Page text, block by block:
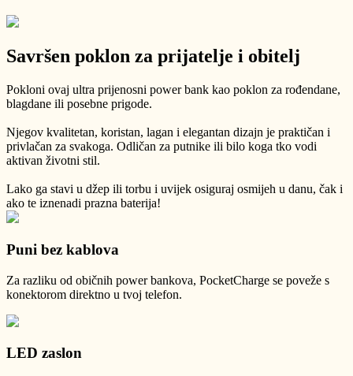
Savršen poklon za prijatelje i obitelj
Pokloni ovaj ultra prijenosni power bank kao poklon za rođendane,
blagdane ili posebne prigode.
Njegov kvalitetan, koristan, lagan i elegantan dizajn je praktičan i
privlačan za svakoga. Odličan za putnike ili bilo koga tko vodi
aktivan životni stil.
Lako ga stavi u džep ili torbu i uvijek osiguraj osmijeh u danu, čak i
ako te iznenadi prazna baterija!
Puni bez kablova
Za razliku od običnih power bankova, PocketCharge se poveže s
konektorom direktno u tvoj telefon.
LED zaslon